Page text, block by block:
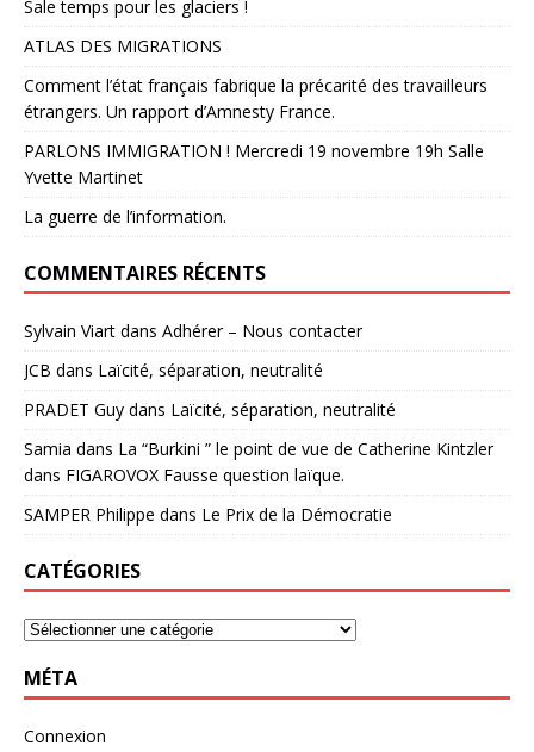
Sale temps pour les glaciers !
ATLAS DES MIGRATIONS
Comment l’état français fabrique la précarité des travailleurs
étrangers. Un rapport d’Amnesty France.
PARLONS IMMIGRATION ! Mercredi 19 novembre 19h Salle
Yvette Martinet
La guerre de l’information.
COMMENTAIRES RÉCENTS
Sylvain Viart dans Adhérer – Nous contacter
JCB dans Laïcité, séparation, neutralité
PRADET Guy dans Laïcité, séparation, neutralité
Samia dans La “Burkini ” le point de vue de Catherine Kintzler
dans FIGAROVOX Fausse question laïque.
SAMPER Philippe dans Le Prix de la Démocratie
CATÉGORIES
MÉTA
Connexion